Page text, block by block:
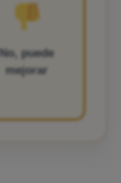
No, puede
mejorar